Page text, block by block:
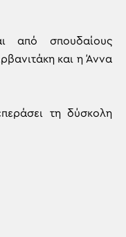
από σπουδαίους
και η Άννα
τη δύσκολη